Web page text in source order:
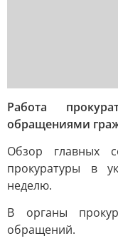
Работа
обращениями
Обзор главных
прокуратуры в
неделю.
В органы
обращений.